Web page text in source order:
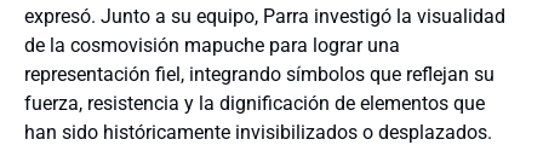
expresó. Junto a su equipo, Parra investigó la visualidad
de la cosmovisión mapuche para lograr una
representación fiel, integrando símbolos que reflejan su
fuerza, resistencia y la dignificación de elementos que
han sido históricamente invisibilizados o desplazados.